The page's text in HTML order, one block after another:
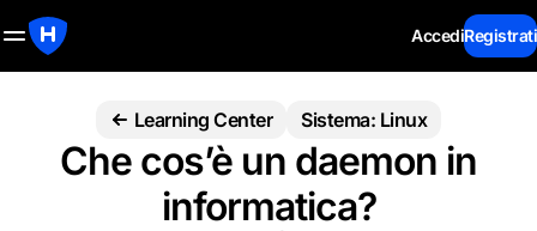
AccediRegistrati
Learning Center Sistema: Linux
Che cos’è un daemon in
informatica?